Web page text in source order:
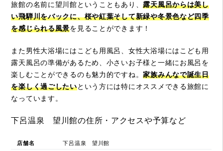
旅館の名前に望川館ということもあり、露天風呂からは美し
い飛騨川をバックに、桜や紅葉そして新緑や冬景色など四季
を感じられる風景を見ることができます！
また男性大浴場にはこども用風呂、女性大浴場にはこども用
露天風呂の準備があるため、小さいお子様と一緒にお風呂を
楽しむことができるのも魅力的ですね。家族みんなで誕生日
を楽しく過ごしたいという方には特にオススメできる旅館に
なっています。
下呂温泉 望川館の住所・アクセスや予算など
店舗名 下呂温泉 望川館